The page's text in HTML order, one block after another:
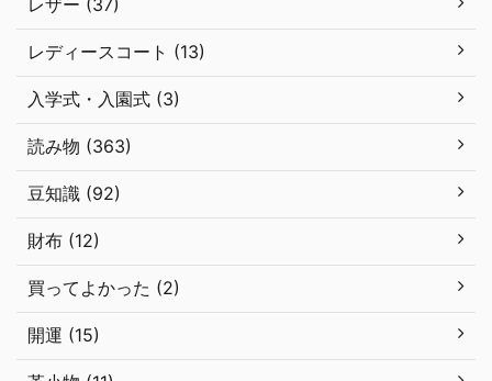
レザー (37)
レディースコート (13)
入学式・入園式 (3)
読み物 (363)
豆知識 (92)
財布 (12)
買ってよかった (2)
開運 (15)